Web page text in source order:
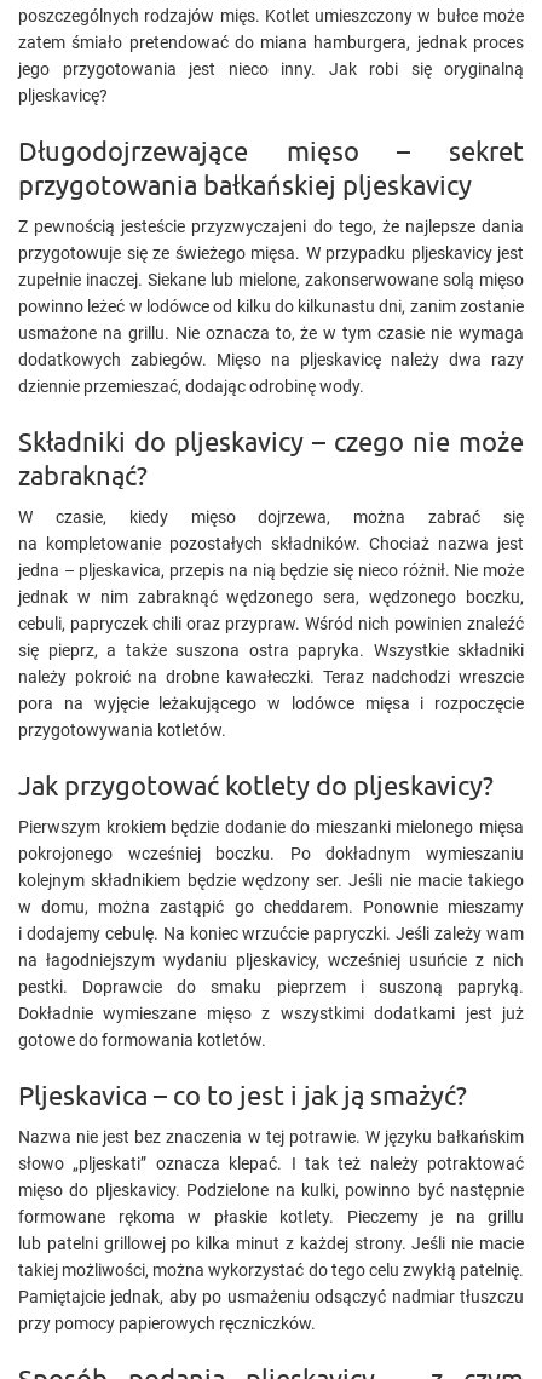
poszczególnych rodzajów mięs. Kotlet umieszczony w bułce może
zatem śmiało pretendować do miana hamburgera, jednak proces
jego przygotowania jest nieco inny. Jak robi się oryginalną
pljeskavicę?
Długodojrzewające mięso – sekret
przygotowania bałkańskiej pljeskavicy
Z pewnością jesteście przyzwyczajeni do tego, że najlepsze dania
przygotowuje się ze świeżego mięsa. W przypadku pljeskavicy jest
zupełnie inaczej. Siekane lub mielone, zakonserwowane solą mięso
powinno leżeć w lodówce od kilku do kilkunastu dni, zanim zostanie
usmażone na grillu. Nie oznacza to, że w tym czasie nie wymaga
dodatkowych zabiegów. Mięso na pljeskavicę należy dwa razy
dziennie przemieszać, dodając odrobinę wody.
Składniki do pljeskavicy – czego nie może
zabraknąć?
W czasie, kiedy mięso dojrzewa, można zabrać się
na kompletowanie pozostałych składników. Chociaż nazwa jest
jedna – pljeskavica, przepis na nią będzie się nieco różnił. Nie może
jednak w nim zabraknąć wędzonego sera, wędzonego boczku,
cebuli, papryczek chili oraz przypraw. Wśród nich powinien znaleźć
się pieprz, a także suszona ostra papryka. Wszystkie składniki
należy pokroić na drobne kawałeczki. Teraz nadchodzi wreszcie
pora na wyjęcie leżakującego w lodówce mięsa i rozpoczęcie
przygotowywania kotletów.
Jak przygotować kotlety do pljeskavicy?
Pierwszym krokiem będzie dodanie do mieszanki mielonego mięsa
pokrojonego wcześniej boczku. Po dokładnym wymieszaniu
kolejnym składnikiem będzie wędzony ser. Jeśli nie macie takiego
w domu, można zastąpić go cheddarem. Ponownie mieszamy
i dodajemy cebulę. Na koniec wrzućcie papryczki. Jeśli zależy wam
na łagodniejszym wydaniu pljeskavicy, wcześniej usuńcie z nich
pestki. Doprawcie do smaku pieprzem i suszoną papryką.
Dokładnie wymieszane mięso z wszystkimi dodatkami jest już
gotowe do formowania kotletów.
Pljeskavica – co to jest i jak ją smażyć?
Nazwa nie jest bez znaczenia w tej potrawie. W języku bałkańskim
słowo „pljeskati” oznacza klepać. I tak też należy potraktować
mięso do pljeskavicy. Podzielone na kulki, powinno być następnie
formowane rękoma w płaskie kotlety. Pieczemy je na grillu
lub patelni grillowej po kilka minut z każdej strony. Jeśli nie macie
takiej możliwości, można wykorzystać do tego celu zwykłą patelnię.
Pamiętajcie jednak, aby po usmażeniu odsączyć nadmiar tłuszczu
przy pomocy papierowych ręczniczków.